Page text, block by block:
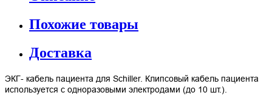
Похожие товары
Доставка
ЭКГ- кабель пациента для Schiller. Клипсовый кабель пациента
используется с одноразовыми электродами (до 10 шт.).